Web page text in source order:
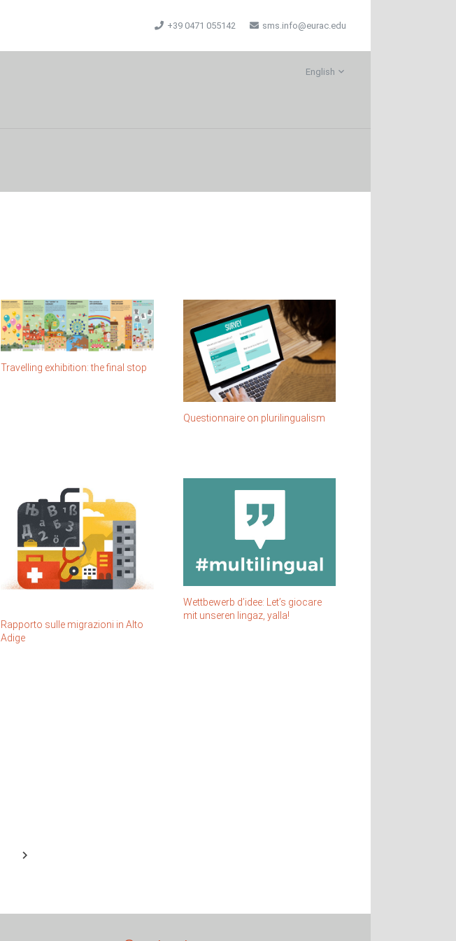
+39 0471 055142 sms.info@eurac.edu
English
Travelling exhibition: the final stop
Questionnaire on plurilingualism
Rapporto sulle migrazioni in Alto
Adige
Wettbewerb d’idee: Let’s giocare
mit unseren lingaz, yalla!